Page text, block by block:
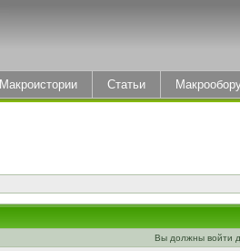
Макроистории Статьи
Вы должны войти